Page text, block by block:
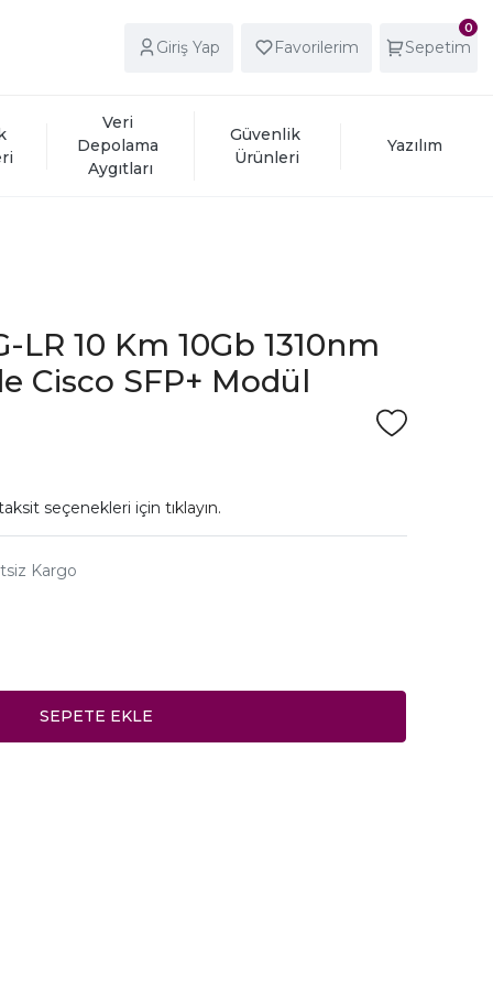
Giriş Yap Favorilerim
0
Sepetim
Veri
Depolama
Aygıtları
Güvenlik
Ürünleri
Yazılım
LR 10 Km 10Gb 1310nm
Cisco SFP+ Modül
seçenekleri için tıklayın.
Kargo
SEPETE EKLE